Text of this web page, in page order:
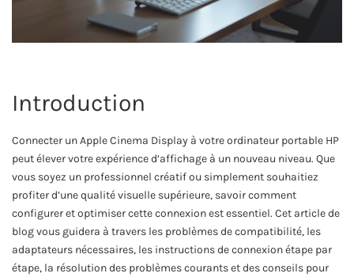
Introduction
Connecter un Apple Cinema Display à votre ordinateur portable HP
peut élever votre expérience d’affichage à un nouveau niveau. Que
vous soyez un professionnel créatif ou simplement souhaitiez
profiter d’une qualité visuelle supérieure, savoir comment
configurer et optimiser cette connexion est essentiel. Cet article de
blog vous guidera à travers les problèmes de compatibilité, les
adaptateurs nécessaires, les instructions de connexion étape par
étape, la résolution des problèmes courants et des conseils pour